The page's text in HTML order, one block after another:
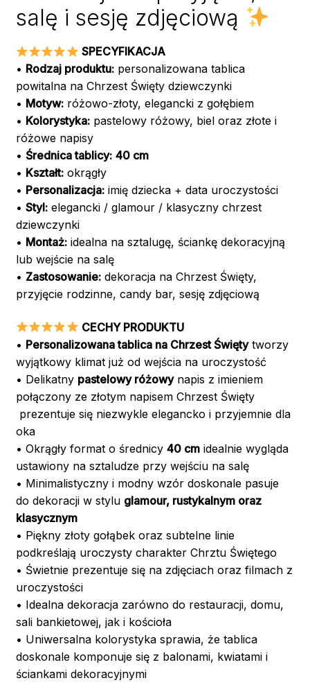
salę i sesję zdjęciową
SPECYFIKACJA
• Rodzaj produktu:personalizowana tablica
powitalna na Chrzest Święty dziewczynki
• Motyw:różowo-złoty, elegancki z gołębiem
• Kolorystyka:pastelowy różowy, biel oraz złote i
różowe napisy
• Średnica tablicy: 40 cm
• Kształt:okrągły
• Personalizacja:imię dziecka + data uroczystości
• Styl:elegancki / glamour / klasyczny chrzest
dziewczynki
• Montaż:idealna na sztalugę, ściankę dekoracyjną
lub wejście na salę
• Zastosowanie:dekoracja na Chrzest Święty,
przyjęcie rodzinne, candy bar, sesję zdjęciową
CECHY PRODUKTU
• Personalizowana tablica na Chrzest Świętytworzy
wyjątkowy klimat już od wejścia na uroczystość
• Delikatny pastelowy różowynapis z imieniem
połączony ze złotym napisem Chrzest Święty
prezentuje się niezwykle elegancko i przyjemnie dla
oka
• Okrągły format o średnicy 40 cmidealnie wygląda
ustawiony na sztaludze przy wejściu na salę
• Minimalistyczny i modny wzór doskonale pasuje
do dekoracji w stylu glamour, rustykalnym oraz
klasycznym
• Piękny złoty gołąbek oraz subtelne linie
podkreślają uroczysty charakter Chrztu Świętego
• Świetnie prezentuje się na zdjęciach oraz filmach z
uroczystości
• Idealna dekoracja zarówno do restauracji, domu,
sali bankietowej, jak i kościoła
• Uniwersalna kolorystyka sprawia, że tablica
doskonale komponuje się z balonami, kwiatami i
ściankami dekoracyjnymi